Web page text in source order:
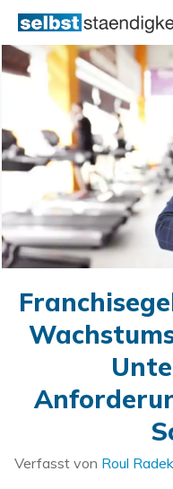
Verfasst von Roul